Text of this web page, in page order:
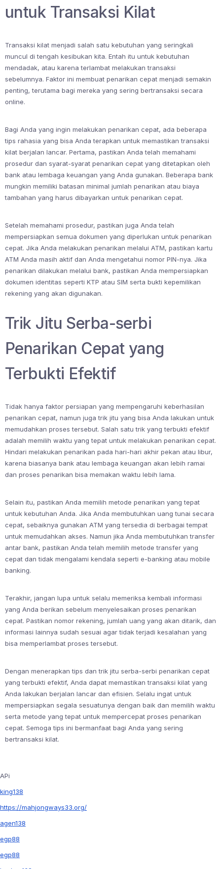
untuk Transaksi Kilat
Transaksi kilat menjadi salah satu kebutuhan yang seringkali
muncul di tengah kesibukan kita. Entah itu untuk kebutuhan
mendadak, atau karena terlambat melakukan transaksi
sebelumnya. Faktor ini membuat penarikan cepat menjadi semakin
penting, terutama bagi mereka yang sering bertransaksi secara
online.
Bagi Anda yang ingin melakukan penarikan cepat, ada beberapa
tips rahasia yang bisa Anda terapkan untuk memastikan transaksi
kilat berjalan lancar. Pertama, pastikan Anda telah memahami
prosedur dan syarat-syarat penarikan cepat yang ditetapkan oleh
bank atau lembaga keuangan yang Anda gunakan. Beberapa bank
mungkin memiliki batasan minimal jumlah penarikan atau biaya
tambahan yang harus dibayarkan untuk penarikan cepat.
Setelah memahami prosedur, pastikan juga Anda telah
mempersiapkan semua dokumen yang diperlukan untuk penarikan
cepat. Jika Anda melakukan penarikan melalui ATM, pastikan kartu
ATM Anda masih aktif dan Anda mengetahui nomor PIN-nya. Jika
penarikan dilakukan melalui bank, pastikan Anda mempersiapkan
dokumen identitas seperti KTP atau SIM serta bukti kepemilikan
rekening yang akan digunakan.
Trik Jitu Serba-serbi
Penarikan Cepat yang
Terbukti Efektif
Tidak hanya faktor persiapan yang mempengaruhi keberhasilan
penarikan cepat, namun juga trik jitu yang bisa Anda lakukan untuk
memudahkan proses tersebut. Salah satu trik yang terbukti efektif
adalah memilih waktu yang tepat untuk melakukan penarikan cepat.
Hindari melakukan penarikan pada hari-hari akhir pekan atau libur,
karena biasanya bank atau lembaga keuangan akan lebih ramai
dan proses penarikan bisa memakan waktu lebih lama.
Selain itu, pastikan Anda memilih metode penarikan yang tepat
untuk kebutuhan Anda. Jika Anda membutuhkan uang tunai secara
cepat, sebaiknya gunakan ATM yang tersedia di berbagai tempat
untuk memudahkan akses. Namun jika Anda membutuhkan transfer
antar bank, pastikan Anda telah memilih metode transfer yang
cepat dan tidak mengalami kendala seperti e-banking atau mobile
banking.
Terakhir, jangan lupa untuk selalu memeriksa kembali informasi
yang Anda berikan sebelum menyelesaikan proses penarikan
cepat. Pastikan nomor rekening, jumlah uang yang akan ditarik, dan
informasi lainnya sudah sesuai agar tidak terjadi kesalahan yang
bisa memperlambat proses tersebut.
Dengan menerapkan tips dan trik jitu serba-serbi penarikan cepat
yang terbukti efektif, Anda dapat memastikan transaksi kilat yang
Anda lakukan berjalan lancar dan efisien. Selalu ingat untuk
mempersiapkan segala sesuatunya dengan baik dan memilih waktu
serta metode yang tepat untuk mempercepat proses penarikan
cepat. Semoga tips ini bermanfaat bagi Anda yang sering
bertransaksi kilat.
APi
king138
https://mahjongways33.org/
agen138
egp88
egp88